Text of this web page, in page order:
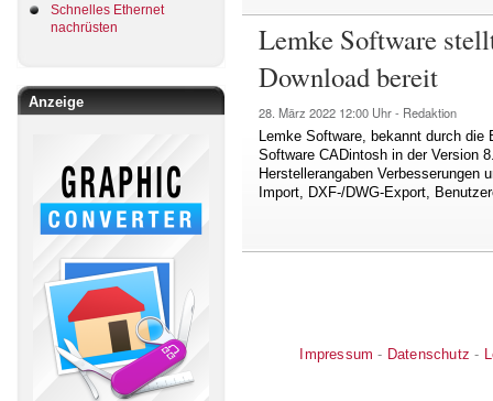
Schnelles Ethernet
nachrüsten
Anzeige
Lemke Software
Download bereit
28. März 2022 12:00 Uhr - Redaktion
Lemke Software, bekannt durch
Software CADintosh in der Version
Herstellerangaben Verbesserungen
Import, DXF-/DWG-Export,
Impressum - Datenschutz -